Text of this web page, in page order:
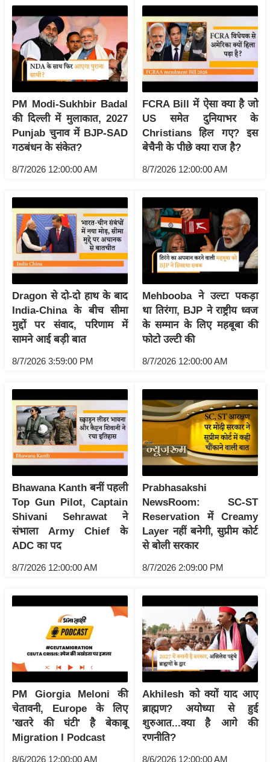
g
N
e
w
s
इ
फ
स्टा
इ
ल
क्नॉ
लॉ
जी
ब्यू
टी
/
फै
श
न
घ
रे
स्खे
प
र्य
ट
न
स्थ
ल
फि
ट
स
त्रा
न
शि
प
रा
ज
PM Modi-Sukhbir Badal
की दिल्ली में मुलाकात, 2027
Punjab चुनाव में BJP-SAD
गठबंधन के संकेत?
8/7/2026 12:00:00 AM
FCRA Bill में ऐसा क्या है जो
US समेत दुनियाभर के
Christians हिल गए? इस
बेचैनी के पीछे क्या राज है?
8/7/2026 12:00:00 AM
Dragon से दो-दो हाथ के बाद
India-China के बीच सीमा
मुद्दों पर संवाद, परिणाम में
सामने आई बड़ी बात
8/7/2026 3:59:00 PM
Mehbooba ने उल्टा पकड़ा
था तिरंगा, BJP ने राष्ट्रीय ध्वज
के सम्मान के लिए महबूबा की
फोटो उल्टी की
8/7/2026 12:00:00 AM
Bhawana Kanth बनीं पहली
Top Gun Pilot, Captain
Shivani Sehrawat ने
संभाला Army Chief के
ADC का पद
8/7/2026 12:00:00 AM
Prabhasakshi
NewsRoom: SC-ST
Reservation में Creamy
Layer नहीं बनेगी, सुप्रीम कोर्ट
से बोली सरकार
8/7/2026 2:09:00 PM
PM Giorgia Meloni की
चेतावनी, Europe के लिए
'खतरे की घंटी' है बेकाबू
Migration I Podcast
8/6/2026 12:00:00 AM
Akhilesh को क्यों याद आए
ब्राह्मण? अयोध्या से हुई
शुरुआत...क्या है आगे की
रणनीति?
8/6/2026 12:00:00 AM